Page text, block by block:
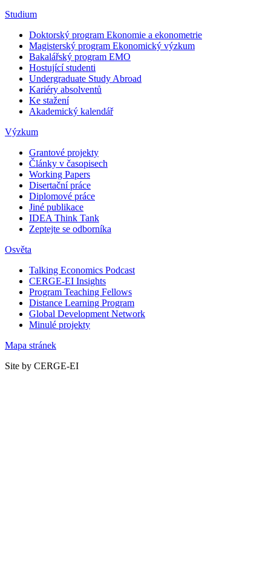
Studium
Doktorský program Ekonomie a ekonometrie
Magisterský program Ekonomický výzkum
Bakalářský program EMO
Hostující studenti
Undergraduate Study Abroad
Kariéry absolventů
Ke stažení
Akademický kalendář
Výzkum
Grantové projekty
Články v časopisech
Working Papers
Disertační práce
Diplomové práce
Jiné publikace
IDEA Think Tank
Zeptejte se odborníka
Osvěta
Talking Economics Podcast
CERGE-EI Insights
Program Teaching Fellows
Distance Learning Program
Global Development Network
Minulé projekty
Mapa stránek
Site by CERGE-EI